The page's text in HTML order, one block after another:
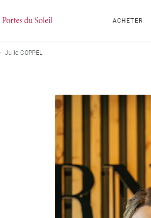
ACHETER
du Soleil
Julie COPPEL